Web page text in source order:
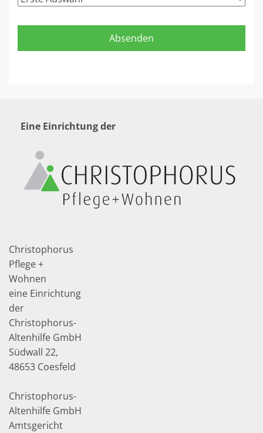
Eine Einrichtung der
Christophorus
Pflege +
Wohnen
eine Einrichtung
der
Christophorus-
Altenhilfe GmbH
Südwall 22,
48653 Coesfeld
Christophorus-
Altenhilfe GmbH
Amtsgericht